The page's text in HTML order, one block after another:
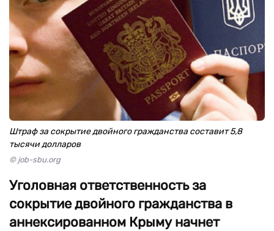
Штраф за сокрытие двойного гражданства составит 5,8
тысячи долларов
© job-sbu.org
Уголовная ответственность за
сокрытие двойного гражданства в
аннексированном Крыму начнет